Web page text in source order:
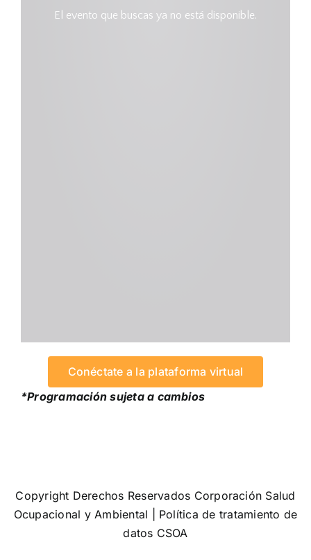
Conéctate a la plataforma virtual
*Programación sujeta a cambios
Copyright Derechos Reservados Corporación Salud
Ocupacional y Ambiental | Política de tratamiento de
datos CSOA